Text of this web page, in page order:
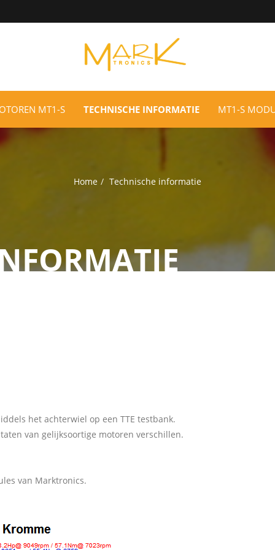
MT1-S TECHNISCHE INFORMATIE MT1-S
Home Technische informatie
het achterwiel op een TTE testbank.
van gelijksoortige motoren verschillen.
van Marktronics.